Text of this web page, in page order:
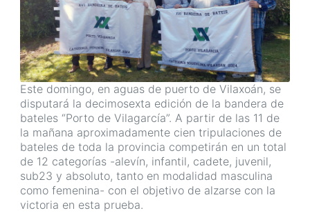
Este domingo, en aguas de puerto de Vilaxoán, se
disputará la decimosexta edición de la bandera de
bateles “Porto de Vilagarcía”. A partir de las 11 de
la mañana aproximadamente cien tripulaciones de
bateles de toda la provincia competirán en un total
de 12 categorías -alevín, infantil, cadete, juvenil,
sub23 y absoluto, tanto en modalidad masculina
como femenina- con el objetivo de alzarse con la
victoria en esta prueba.